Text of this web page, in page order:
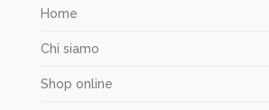
Home
Chi siamo
Shop online